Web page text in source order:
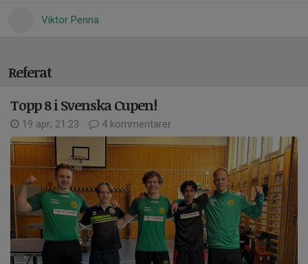
Viktor Penna
Referat
Topp 8 i Svenska Cupen!
19 apr, 21:23 4 kommentarer